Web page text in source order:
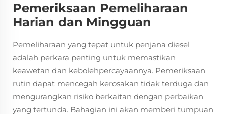
Pemeriksaan Pemeliharaan
Harian dan Mingguan
Pemeliharaan yang tepat untuk penjana diesel
adalah perkara penting untuk memastikan
keawetan dan kebolehpercayaannya. Pemeriksaan
rutin dapat mencegah kerosakan tidak terduga dan
mengurangkan risiko berkaitan dengan perbaikan
yang tertunda. Bahagian ini akan memberi tumpuan